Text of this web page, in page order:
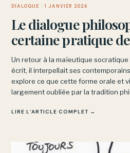
DIALOGUE · 1 JANVIER 2024
Le dialogue
certaine pratique
Un retour à la maïeutique socratique
écrit, il interpellait ses
explore ce que cette forme orale et
largement oubliée par la tradition
LIRE L’ARTICLE COMPLET →